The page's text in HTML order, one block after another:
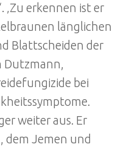
‚Zu erkennen ist er
länglichen
Blattscheiden der
Dutzmann,
bei
weiter aus. Er
dem Jemen und